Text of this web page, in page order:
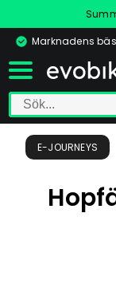
Marknadens
E-JOURNEYS